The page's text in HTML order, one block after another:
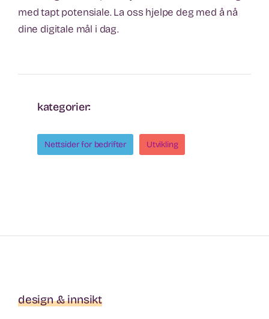
med tapt potensiale. La oss hjelpe deg med å nå
dine digitale mål i dag.
kategorier:
Nettsider for bedrifter Utvikling
design & innsikt